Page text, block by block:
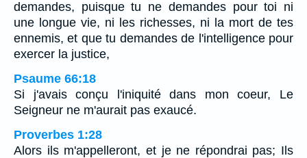
demandes, puisque tu ne demandes pour toi ni
une longue vie, ni les richesses, ni la mort de tes
ennemis, et que tu demandes de l'intelligence pour
exercer la justice,
Psaume 66:18
Si j'avais conçu l'iniquité dans mon coeur, Le
Seigneur ne m'aurait pas exaucé.
Proverbes 1:28
Alors ils m'appelleront, et je ne répondrai pas; Ils